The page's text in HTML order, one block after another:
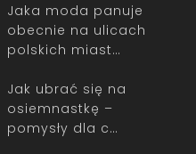
Jaka moda panuje
obecnie na ulicach
polskich miast…
Jak ubrać się na
osiemnastkę –
pomysły dla c…